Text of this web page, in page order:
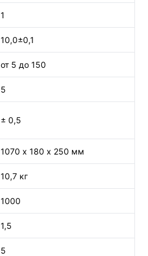
1
10,0±0,1
от 5 до 150
5
± 0,5
1070 х 180 х 250 мм
10,7 кг
1000
1,5
5